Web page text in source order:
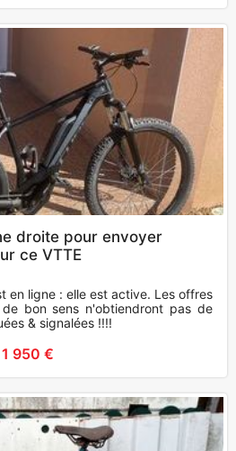
droite pour envoyer
ce VTTE
en ligne : elle est active. Les offres
bon sens n'obtiendront pas de
& signalées !!!!
1 950 €